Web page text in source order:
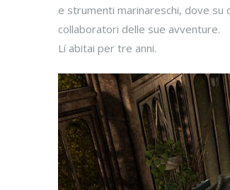
e strumenti marinareschi, dove su
collaboratori delle sue avventure.
Lí abitai per tre anni.